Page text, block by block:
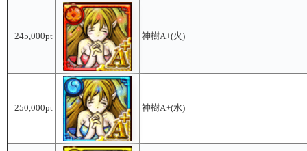
245,000pt 神樹A+(火)
250,000pt 神樹A+(水)